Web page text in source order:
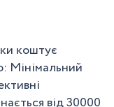
коштує
Мінімальний
від 30000